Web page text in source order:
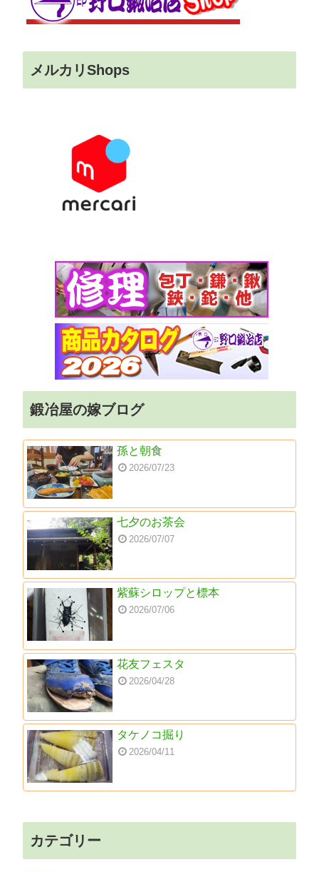
メルカリShops
鍛冶屋の嫁ブログ
孫と朝食
2026/07/23
七夕のお茶会
2026/07/07
紫蘇シロップと標本
2026/07/06
花友フェスタ
2026/04/28
タケノコ掘り
2026/04/11
カテゴリー